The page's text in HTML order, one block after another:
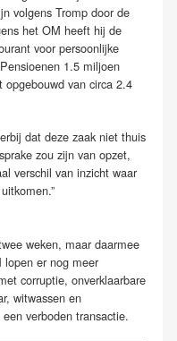
volgens Tromp door de
het OM heeft hij de
voor persoonlijke
1.5 miljoen
opgebouwd van circa 2.4
dat deze zaak niet thuis
zou zijn van opzet,
verschil van inzicht waar
weken, maar daarmee
er nog meer
corruptie, onverklaarbare
witwassen en
verboden transactie.